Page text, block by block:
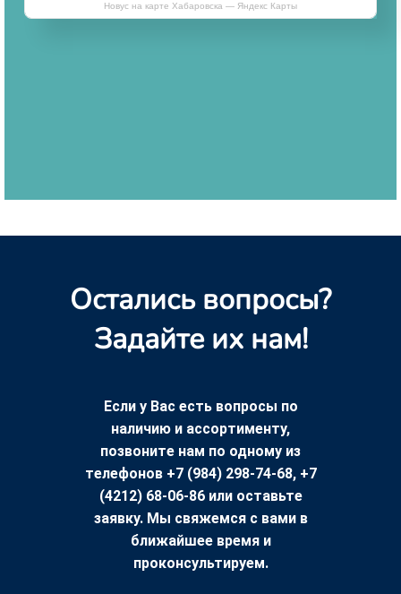
Новус на карте Хабаровска — Яндекс Карты
Остались вопросы?
Задайте их нам!
Если у Вас есть вопросы по
наличию и ассортименту,
позвоните нам по одному из
телефонов +7 (984) 298-74-68, +7
(4212) 68-06-86 или оставьте
заявку. Мы свяжемся с вами в
ближайшее время и
проконсультируем.